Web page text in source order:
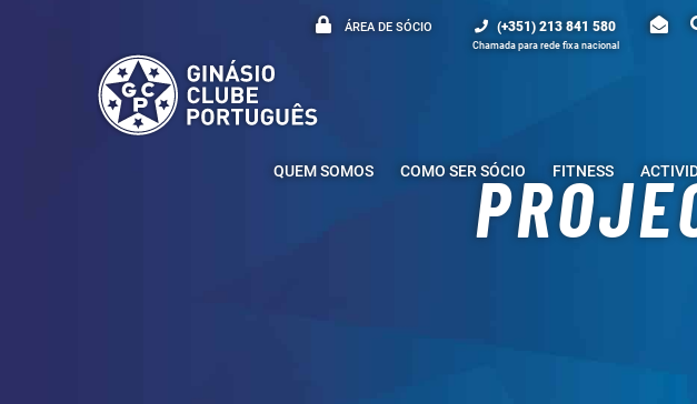
ÁREA DE SÓCIO (+351) 213 841 580
Chamada para rede fixa nacional
QUEM SOMOS COMO SER SÓCIO FITNESS